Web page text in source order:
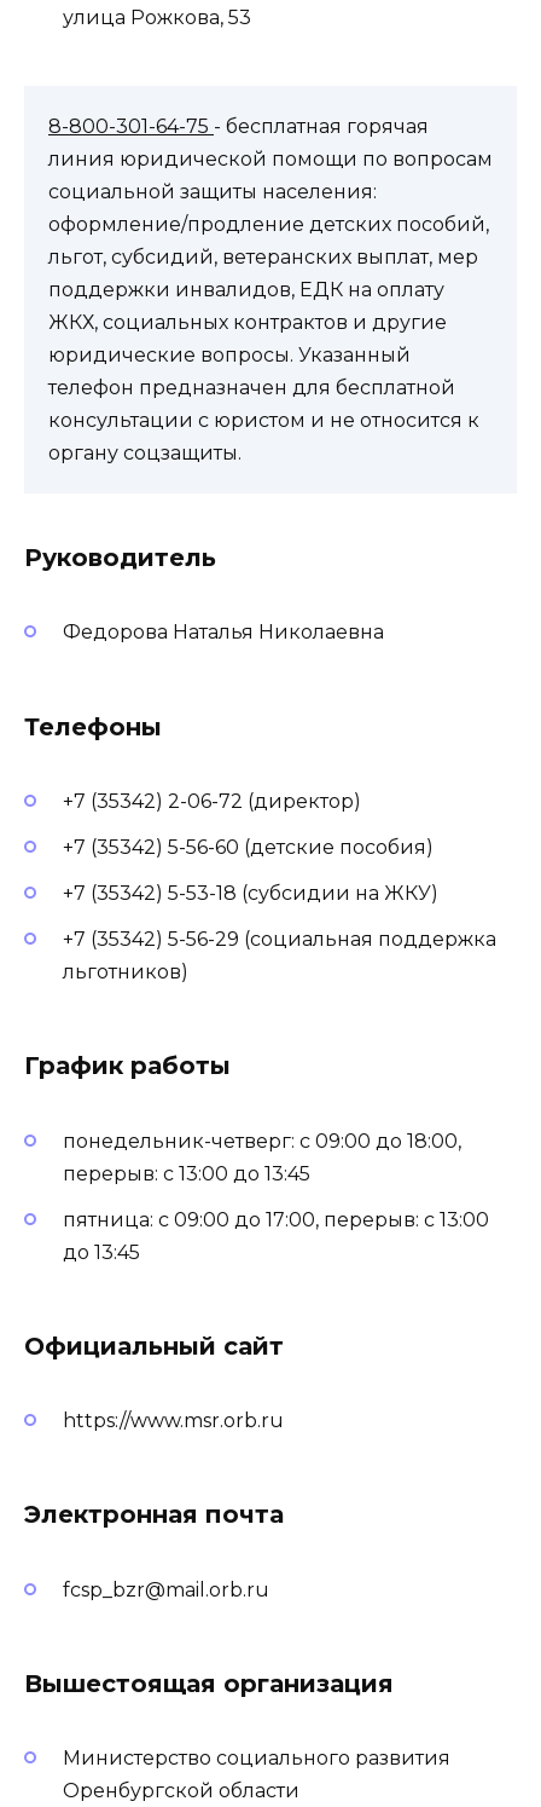
улица Рожкова, 53
8-800-301-64-75 - бесплатная горячая
линия юридической помощи по вопросам
социальной защиты населения:
оформление/продление детских пособий,
льгот, субсидий, ветеранских выплат, мер
поддержки инвалидов, ЕДК на оплату
ЖКХ, социальных контрактов и другие
юридические вопросы. Указанный
телефон предназначен для бесплатной
консультации с юристом и не относится к
органу соцзащиты.
Руководитель
Федорова Наталья Николаевна
Телефоны
+7 (35342) 2-06-72 (директор)
+7 (35342) 5-56-60 (детские пособия)
+7 (35342) 5-53-18 (субсидии на ЖКУ)
+7 (35342) 5-56-29 (социальная поддержка
льготников)
График работы
понедельник-четверг: с 09:00 до 18:00,
перерыв: с 13:00 до 13:45
пятница: с 09:00 до 17:00, перерыв: с 13:00
до 13:45
Официальный сайт
https://www.msr.orb.ru
Электронная почта
fcsp_bzr@mail.orb.ru
Вышестоящая организация
Министерство социального развития
Оренбургской области